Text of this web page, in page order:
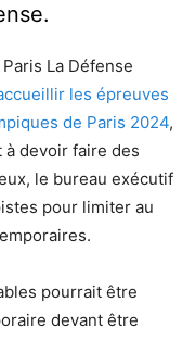
La Défense
les épreuves
de Paris 2024,
à devoir faire des
le bureau exécutif
pour limiter au
pourrait être
devant être